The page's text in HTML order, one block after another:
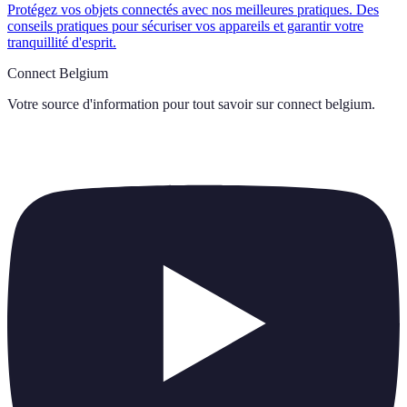
Protégez vos objets connectés avec nos meilleures pratiques. Des
conseils pratiques pour sécuriser vos appareils et garantir votre
tranquillité d'esprit.
Connect Belgium
Votre source d'information pour tout savoir sur connect belgium.